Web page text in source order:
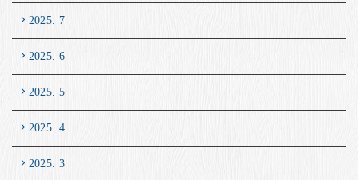
2025. 7
2025. 6
2025. 5
2025. 4
2025. 3